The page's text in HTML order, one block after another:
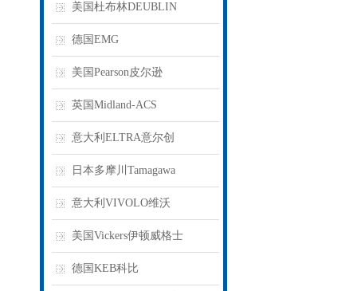
美国杜布林DEUBLIN
德国EMG
美国Pearson皮尔逊
英国Midland-ACS
意大利ELTRA意尔创
日本多摩川Tamagawa
意大利VIVOLO维沃
美国Vickers伊顿威格士
德国KEB科比